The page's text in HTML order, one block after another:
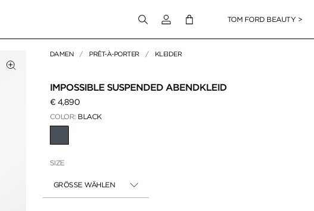
Melden Sie sich bei Ihrem Konto an
TOM FORD BEAUTY >
DAMEN PRÊT-À-PORTER KLEIDER
IMPOSSIBLE SUSPENDED ABENDKLEID
€ 4,890
COLOR: BLACK
SIZE
GRÖSSE WÄHLEN